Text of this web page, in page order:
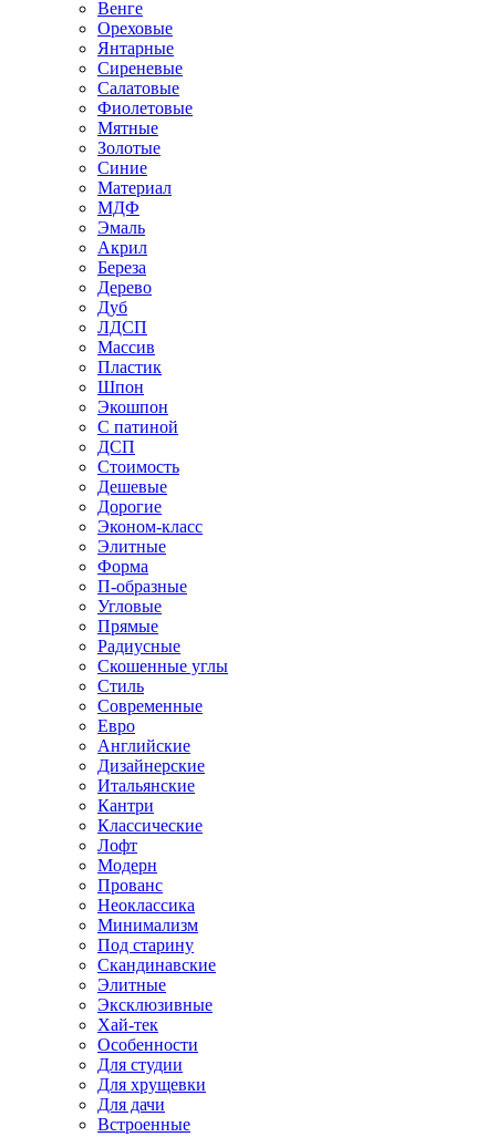
Венге
Ореховые
Янтарные
Сиреневые
Салатовые
Фиолетовые
Мятные
Золотые
Синие
Материал
МДФ
Эмаль
Акрил
Береза
Дерево
Дуб
ЛДСП
Массив
Пластик
Шпон
Экошпон
С патиной
ДСП
Стоимость
Дешевые
Дорогие
Эконом-класс
Элитные
Форма
П-образные
Угловые
Прямые
Радиусные
Скошенные углы
Стиль
Современные
Евро
Английские
Дизайнерские
Итальянские
Кантри
Классические
Лофт
Модерн
Прованс
Неоклассика
Минимализм
Под старину
Скандинавские
Элитные
Эксклюзивные
Хай-тек
Особенности
Для студии
Для хрущевки
Для дачи
Встроенные